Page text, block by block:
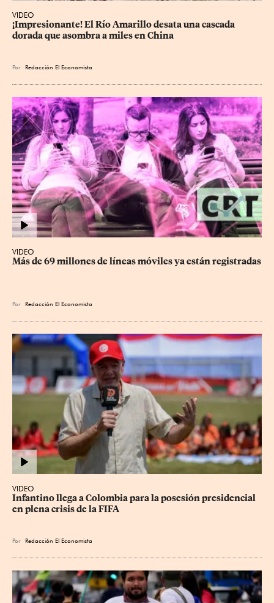
VIDEO
¡Impresionante! El Río Amarillo desata una cascada
dorada que asombra a miles en China
Por Redacción El Economista
VIDEO
Más de 69 millones de líneas móviles ya están registradas
Por Redacción El Economista
VIDEO
Infantino llega a Colombia para la posesión presidencial
en plena crisis de la FIFA
Por Redacción El Economista